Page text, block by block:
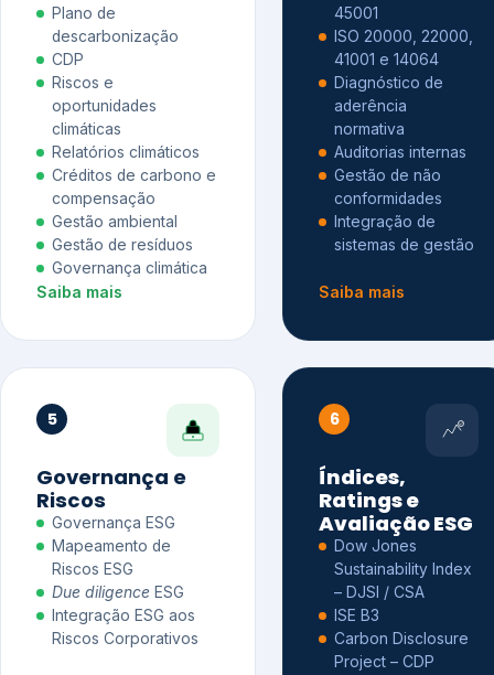
Plano de
descarbonização
CDP
Riscos e
oportunidades
climáticas
Relatórios climáticos
Créditos de carbono e
compensação
Gestão ambiental
Gestão de resíduos
Governança climática
Saiba mais
45001
ISO 20000, 22000,
41001 e 14064
Diagnóstico de
aderência
normativa
Auditorias internas
Gestão de não
conformidades
Integração de
sistemas de gestão
Saiba mais
5
Governança e
Riscos
Governança ESG
Mapeamento de
Riscos ESG
Due diligence ESG
Integração ESG aos
Riscos Corporativos
6
Índices,
Ratings e
Avaliação ESG
Dow Jones
Sustainability Index
– DJSI / CSA
ISE B3
Carbon Disclosure
Project – CDP